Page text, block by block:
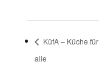
KüfA – Küche für
alle